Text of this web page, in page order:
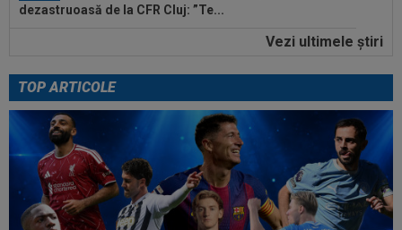
dezastruoasă de la CFR Cluj: ”Te...
Cristi Chivu a spus lucrurilor pe nume, după
17:42
Giovanni Becali a vorbit despre situația de la
FCSB și nu s-a ferit de cuvinte
17:39
CONMEBOL a anunțat că tatăl lui Lionel Messi a
murit
17:32
S-au dus la biserică pentru nunta lui Ronaldo
Vezi ultimele ştiri
TOP ARTICOLE